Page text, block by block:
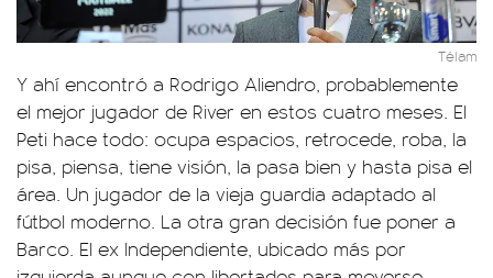
Télam
Y ahí encontró a Rodrigo Aliendro, probablemente
el mejor jugador de River en estos cuatro meses. El
Peti hace todo: ocupa espacios, retrocede, roba, la
pisa, piensa, tiene visión, la pasa bien y hasta pisa el
área. Un jugador de la vieja guardia adaptado al
fútbol moderno. La otra gran decisión fue poner a
Barco. El ex Independiente, ubicado más por